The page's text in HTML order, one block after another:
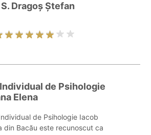
Dragoş Ştefan
de Psihologie
Elena
de Psihologie Iacob
din Bacău este recunoscut ca